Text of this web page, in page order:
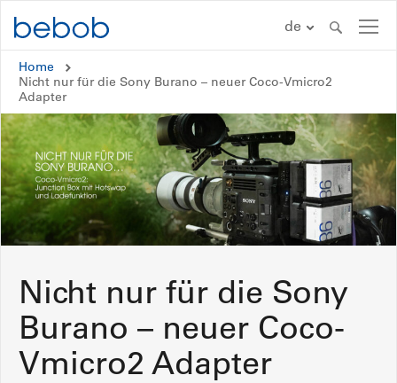
de
Home
Nicht nur für die Sony Burano – neuer Coco-Vmicro2
Adapter
A-Mount
B-Mount
V-Mount
CUBE
#inAction
Händler und Verleiher
KONTAKT
Nicht nur für die Sony
Burano – neuer Coco-
Vmicro2 Adapter